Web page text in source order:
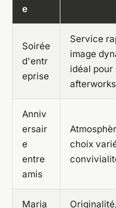
e
Soirée
d'entr
eprise
Service
image
idéal pour
afterworks
Anniv
ersair
e
entre
amis
choix
Maria